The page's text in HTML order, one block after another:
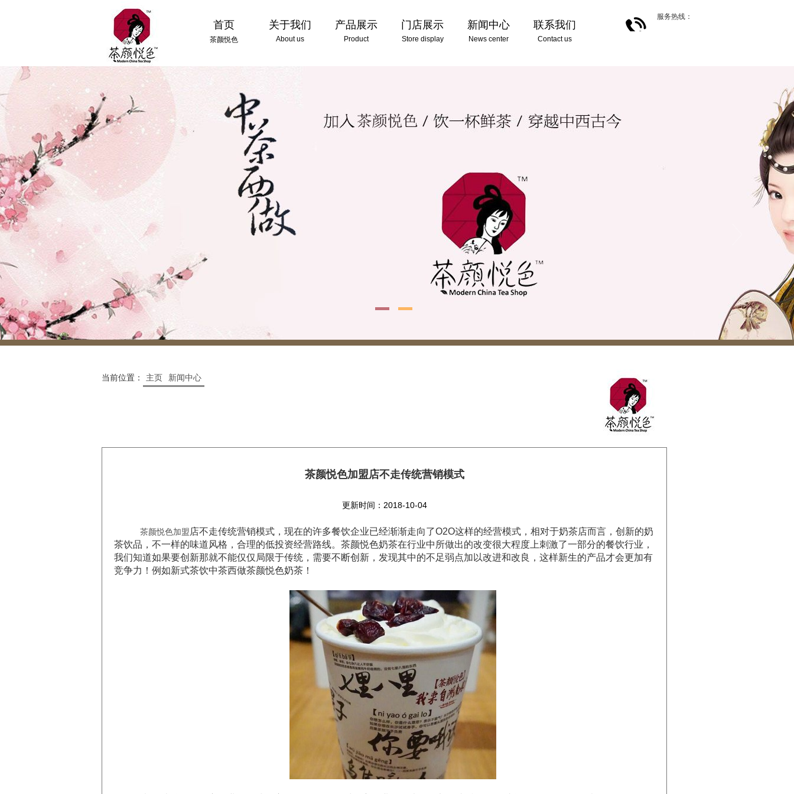
首页
茶颜悦色
关于我们
About us
产品展示
Product
门店展示
Store display
新闻中心
News center
联系我们
Contact us
服务热线：
当前位置： 主页 新闻中心
茶颜悦色加盟店不走传统营销模式
更新时间：2018-10-04
茶颜悦色加盟店不走传统营销模式，现在的许多餐饮企业已经渐渐走向了O2O这样的经营模式，相对于奶茶店而言，创新的奶
茶饮品，不一样的味道风格，合理的低投资经营路线。茶颜悦色奶茶在行业中所做出的改变很大程度上刺激了一部分的餐饮行业，
我们知道如果要创新那就不能仅仅局限于传统，需要不断创新，发现其中的不足弱点加以改进和改良，这样新生的产品才会更加有
竞争力！例如新式茶饮中茶西做茶颜悦色奶茶！